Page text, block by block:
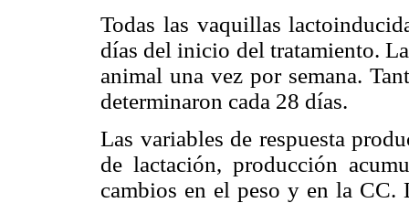
Todas las vaquillas
días del inicio del tratamiento.
animal una vez por semana.
determinaron cada 28 días.
Las variables de respuesta
de lactación, producción
cambios en el peso y en la CC.